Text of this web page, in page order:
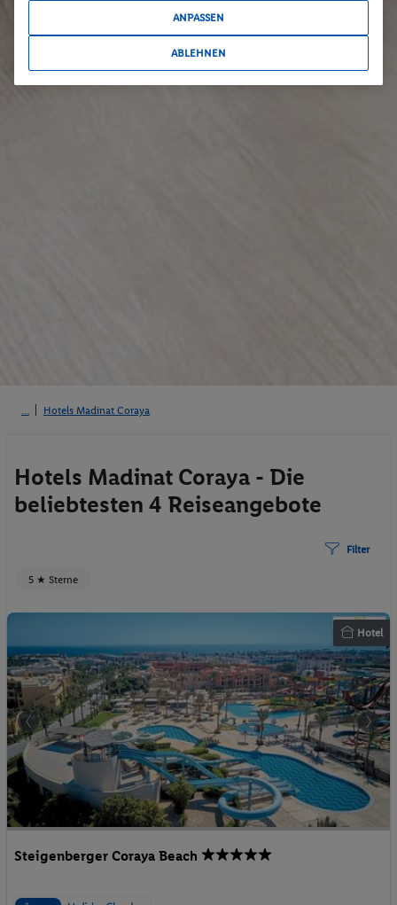
Hotels Madinat Coraya
Hotels Madinat Coraya - Die
beliebtesten 4 Reiseangebote
Filter
5 ★ Sterne
Hotel
Steigenberger Coraya Beach
ANPASSEN
ABLEHNEN